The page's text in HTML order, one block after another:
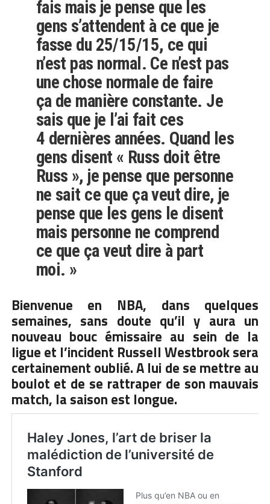
fais mais je pense que les
gens s’attendent à ce que je
fasse du 25/15/15, ce qui
n’est pas normal. Ce n’est pas
une chose normale de faire
ça de manière constante. Je
sais que je l’ai fait ces
4 dernières années. Quand les
gens disent « Russ doit être
Russ », je pense que personne
ne sait ce que ça veut dire, je
pense que les gens le disent
mais personne ne comprend
ce que ça veut dire à part
moi. »
Bienvenue en NBA, dans quelques
semaines, sans doute qu’il y aura un
nouveau bouc émissaire au sein de la
ligue et l’incident Russell Westbrook sera
certainement oublié. A lui de se mettre au
boulot et de se rattraper de son mauvais
match, la saison est longue.